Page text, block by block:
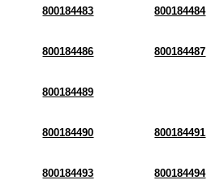
800184483 800184484
800184486 800184487
800184489
800184490 800184491
800184493 800184494